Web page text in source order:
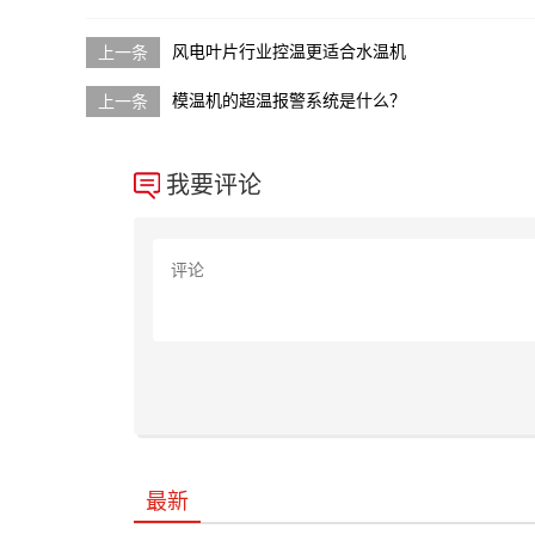
风电叶片行业控温更适合水温机
模温机的超温报警系统是什么？
我要评论
最新